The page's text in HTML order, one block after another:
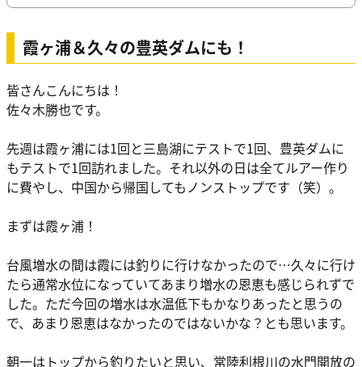
霞ヶ浦＆久々の豊英ダムにも！
皆さんこんにちは！
佐々木勝也です。
先週は霞ヶ浦には1回と三島湖にテストで1回、豊英ダムに
もテストで1回訪れました。それ以外の日は全てルアー作り
に費やし、中国から帰国してもノンストップです（笑）。
まずは霞ヶ浦！
台風増水の間は霞には釣りに行けなかったので…久々に行け
たら通常水位になっていてあまり増水の恩恵も感じられずで
した。ただ今回の増水は水温低下もかなりあったと思うの
で、あまり恩恵はなかったのではないかな？とも思います。
朝一はトップから釣りたいと思い、常陸利根川の水門開放の